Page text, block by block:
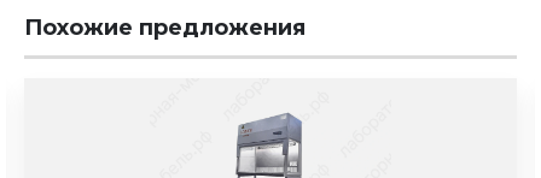
Похожие предложения